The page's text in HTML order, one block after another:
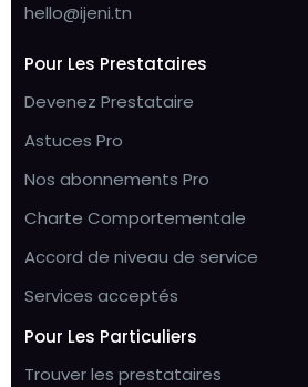
hello@ijeni.tn
Pour Les Prestataires
Devenez Prestataire
Astuces Pro
Nos abonnements Pro
Charte Comportementale
Accord de niveau de service
Services acceptés
Pour Les Particuliers
Trouver les prestataires